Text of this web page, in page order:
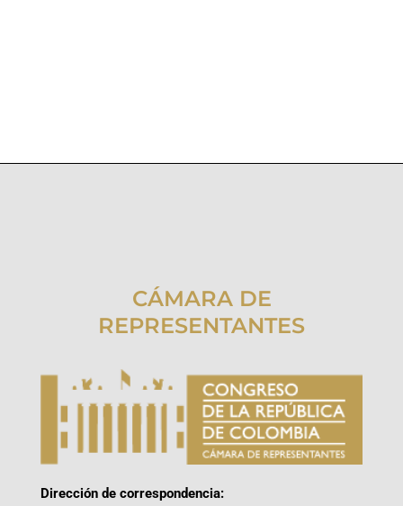
CÁMARA DE
REPRESENTANTES
Dirección de correspondencia: